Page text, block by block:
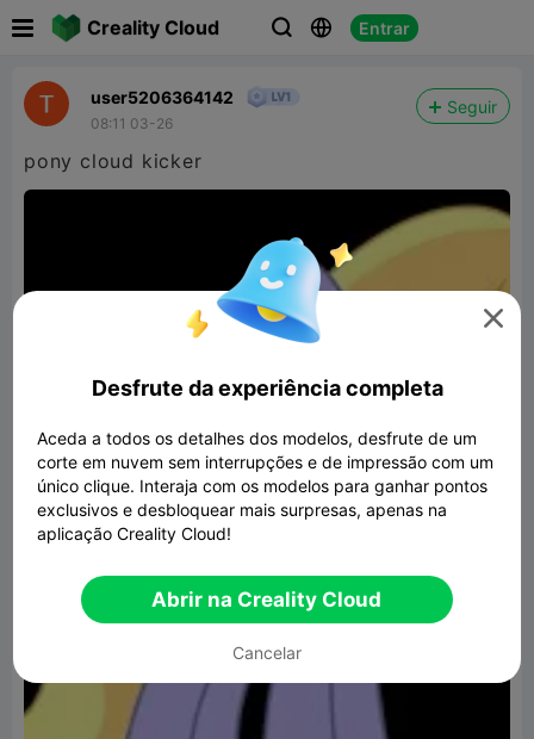
Creality Cloud   Entrar
user5206364142
08:11 03-26
Seguir
pony cloud kicker

Desfrute da experiência completa
Aceda a todos os detalhes dos modelos, desfrute de um
corte em nuvem sem interrupções e de impressão com um
único clique. Interaja com os modelos para ganhar pontos
exclusivos e desbloquear mais surpresas, apenas na
aplicação Creality Cloud!
Abrir na Creality Cloud
Cancelar